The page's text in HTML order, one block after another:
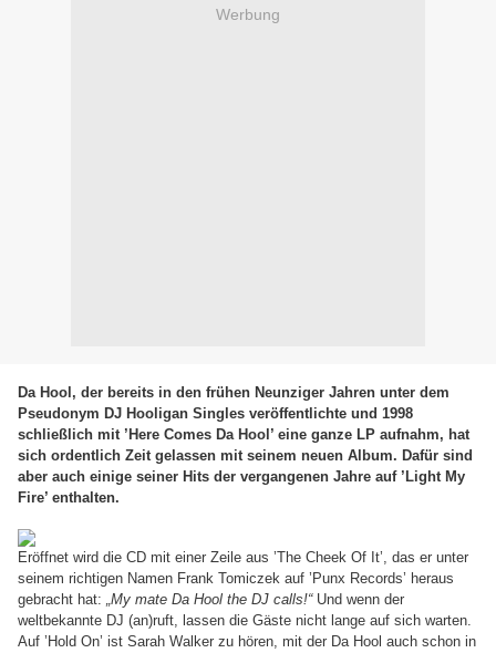
Werbung
Da Hool, der bereits in den frühen Neunziger Jahren unter dem
Pseudonym DJ Hooligan Singles veröffentlichte und 1998
schließlich mit ’Here Comes Da Hool’ eine ganze LP aufnahm, hat
sich ordentlich Zeit gelassen mit seinem neuen Album. Dafür sind
aber auch einige seiner Hits der vergangenen Jahre auf ’Light My
Fire’ enthalten.
Eröffnet wird die CD mit einer Zeile aus ’The Cheek Of It’, das er unter
seinem richtigen Namen Frank Tomiczek auf ’Punx Records’ heraus
gebracht hat: „My mate Da Hool the DJ calls!“ Und wenn der
weltbekannte DJ (an)ruft, lassen die Gäste nicht lange auf sich warten.
Auf ’Hold On’ ist Sarah Walker zu hören, mit der Da Hool auch schon in